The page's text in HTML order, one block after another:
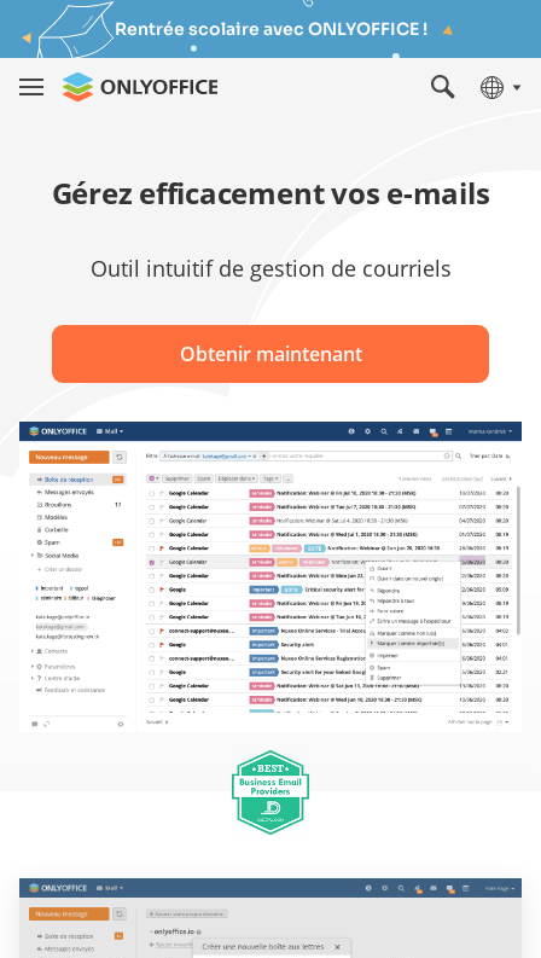
Rentrée scolaire avec ONLYOFFICE !
Gérez efficacement vos e-mails
Outil intuitif de gestion de courriels
Obtenir maintenant